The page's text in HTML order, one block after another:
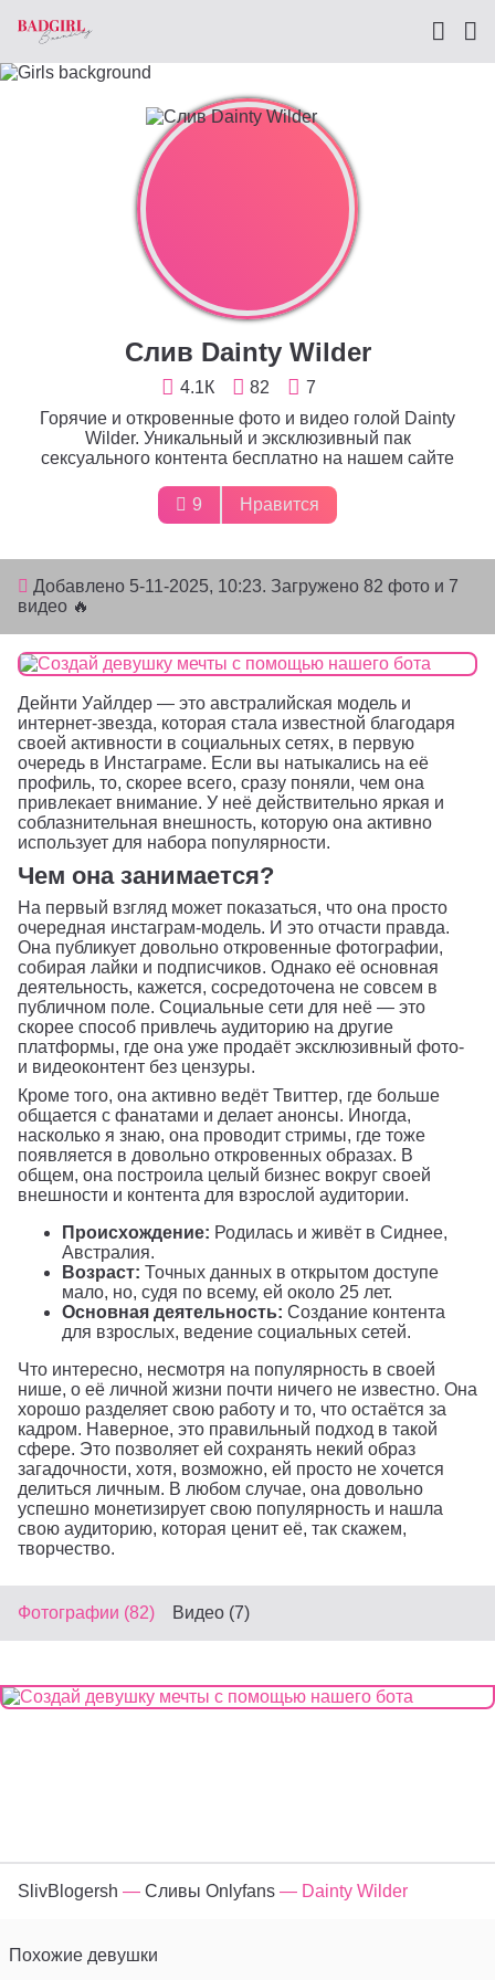
Слив Dainty Wilder
4.1К 82
7
Горячие и откровенные фото и видео голой Dainty
Wilder. Уникальный и эксклюзивный пак
сексуального контента бесплатно на нашем сайте
9 Нравится
Добавлено 5-11-2025, 10:23. Загружено 82 фото и 7
видео 🔥
Дейнти Уайлдер — это австралийская модель и
интернет-звезда, которая стала известной благодаря
своей активности в социальных сетях, в первую
очередь в Инстаграме. Если вы натыкались на её
профиль, то, скорее всего, сразу поняли, чем она
привлекает внимание. У неё действительно яркая и
соблазнительная внешность, которую она активно
использует для набора популярности.
Чем она занимается?
На первый взгляд может показаться, что она просто
очередная инстаграм-модель. И это отчасти правда.
Она публикует довольно откровенные фотографии,
собирая лайки и подписчиков. Однако её основная
деятельность, кажется, сосредоточена не совсем в
публичном поле. Социальные сети для неё — это
скорее способ привлечь аудиторию на другие
платформы, где она уже продаёт эксклюзивный фото-
и видеоконтент без цензуры.
Кроме того, она активно ведёт Твиттер, где больше
общается с фанатами и делает анонсы. Иногда,
насколько я знаю, она проводит стримы, где тоже
появляется в довольно откровенных образах. В
общем, она построила целый бизнес вокруг своей
внешности и контента для взрослой аудитории.
Происхождение: Родилась и живёт в Сиднее,
Австралия.
Возраст: Точных данных в открытом доступе
мало, но, судя по всему, ей около 25 лет.
Основная деятельность: Создание контента
для взрослых, ведение социальных сетей.
Что интересно, несмотря на популярность в своей
нише, о её личной жизни почти ничего не известно. Она
хорошо разделяет свою работу и то, что остаётся за
кадром. Наверное, это правильный подход в такой
сфере. Это позволяет ей сохранять некий образ
загадочности, хотя, возможно, ей просто не хочется
делиться личным. В любом случае, она довольно
успешно монетизирует свою популярность и нашла
свою аудиторию, которая ценит её, так скажем,
творчество.
Фотографии (82) Видео (7)
SlivBlogersh — Сливы Onlyfans — Dainty Wilder
Похожие девушки